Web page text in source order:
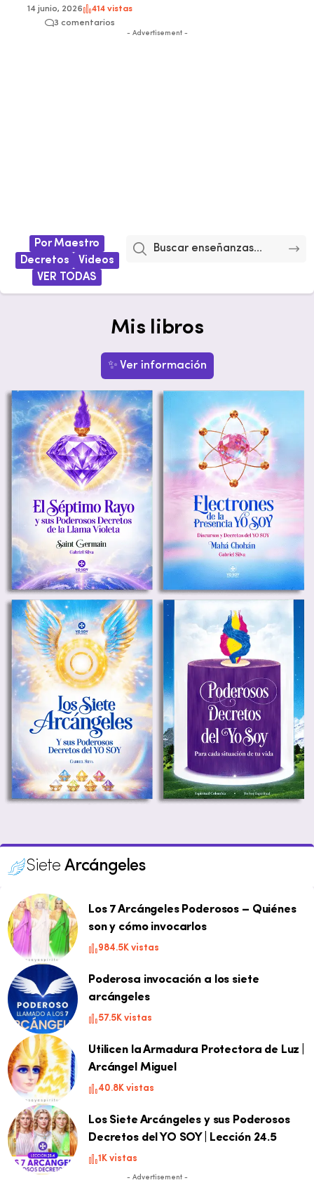
14 junio, 2026
414 vistas
3 comentarios
- Advertisement -
Por Maestro
Decretos
Videos
VER TODAS
Mis libros
✨ Ver información
Siete Arcángeles
Los 7 Arcángeles Poderosos – Quiénes
son y cómo invocarlos
984.5K vistas
Poderosa invocación a los siete
arcángeles
57.5K vistas
Utilicen la Armadura Protectora de Luz |
Arcángel Miguel
40.8K vistas
Los Siete Arcángeles y sus Poderosos
Decretos del YO SOY | Lección 24.5
1K vistas
- Advertisement -